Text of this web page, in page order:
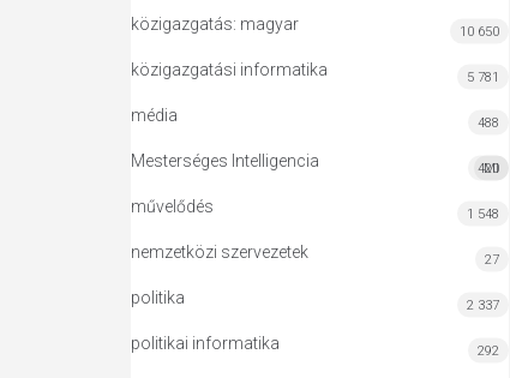
közigazgatás: magyar 10 650
közigazgatási informatika 5 781
média 488
Mesterséges Intelligencia MI
420
művelődés 1 548
nemzetközi szervezetek 27
politika 2 337
politikai informatika 292